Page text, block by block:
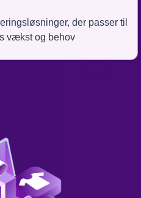
der passer til
vækst og behov